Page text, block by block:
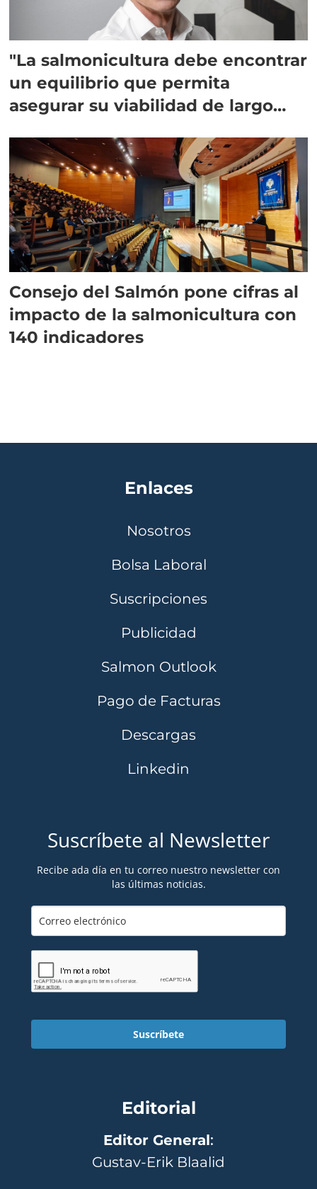
"La salmonicultura debe encontrar
un equilibrio que permita
asegurar su viabilidad de largo
Consejo del Salmón pone cifras al
impacto de la salmonicultura con
140 indicadores
Enlaces
Nosotros
Bolsa Laboral
Suscripciones
Publicidad
Salmon Outlook
Pago de Facturas
Descargas
Linkedin
Suscríbete al Newsletter
Recibe ada día en tu correo nuestro newsletter con
las últimas noticias.
Suscríbete
Editorial
Editor General:
Gustav-Erik Blaalid